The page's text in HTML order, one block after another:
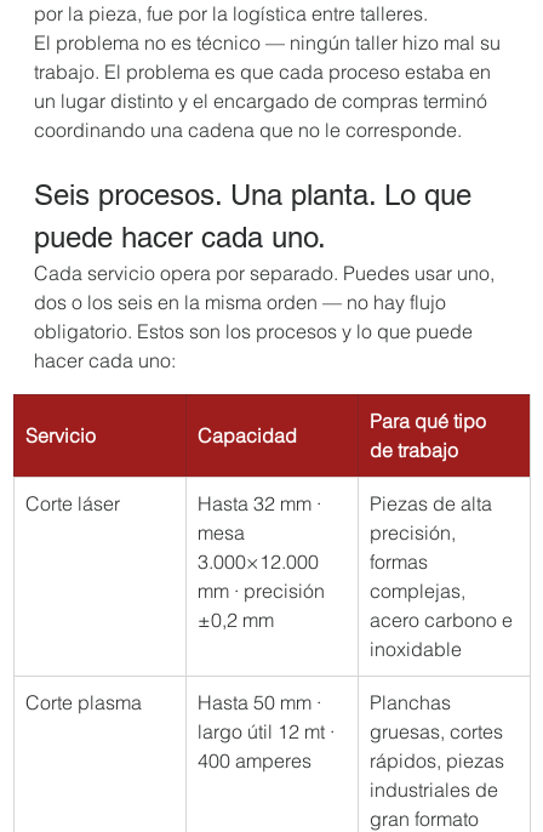
por la pieza, fue por la logística entre talleres.
El problema no es técnico — ningún taller hizo mal su
trabajo. El problema es que cada proceso estaba en
un lugar distinto y el encargado de compras terminó
coordinando una cadena que no le corresponde.
Seis procesos. Una planta. Lo que
puede hacer cada uno.
Cada servicio opera por separado. Puedes usar uno,
dos o los seis en la misma orden — no hay flujo
obligatorio. Estos son los procesos y lo que puede
hacer cada uno:
Servicio Capacidad
Para qué tipo
de trabajo
Corte láser
Hasta 32 mm ·
mesa
3.000×12.000
mm · precisión
±0,2 mm
Piezas de alta
precisión,
formas
complejas,
acero carbono e
inoxidable
Corte plasma
Hasta 50 mm ·
largo útil 12 mt ·
400 amperes
Planchas
gruesas, cortes
rápidos, piezas
industriales de
gran formato